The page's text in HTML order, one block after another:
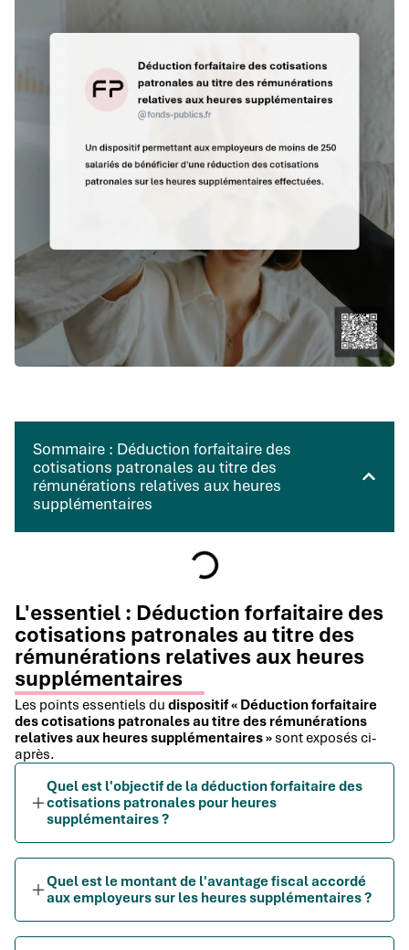
Sommaire : Déduction forfaitaire des
cotisations patronales au titre des
rémunérations relatives aux heures
supplémentaires
L'essentiel : Déduction forfaitaire des
cotisations patronales au titre des
rémunérations relatives aux heures
supplémentaires
Les points essentiels du dispositif « Déduction forfaitaire
des cotisations patronales au titre des rémunérations
relatives aux heures supplémentaires » sont exposés ci-
après.
Quel est l'objectif de la déduction forfaitaire des
cotisations patronales pour heures
supplémentaires ?
Quel est le montant de l'avantage fiscal accordé
aux employeurs sur les heures supplémentaires ?